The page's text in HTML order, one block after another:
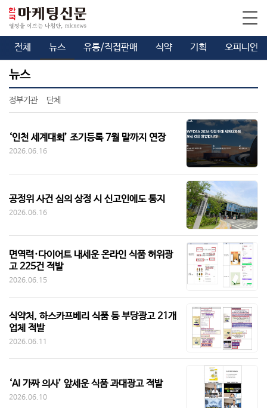
전체 뉴스 유통/직접판매 식약 기획 오피니언
뉴스
정부기관 단체
‘인천 세계대회’ 조기등록 7월 말까지 연장
2026.06.16
공정위 사건 심의 상정 시 신고인에도 통지
2026.06.16
면역력·다이어트 내세운 온라인 식품 허위광
고 225건 적발
2026.06.15
식약처, 하스카프베리 식품 등 부당광고 21개
업체 적발
2026.06.11
‘AI 가짜 의사’ 앞세운 식품 과대광고 적발
2026.06.10